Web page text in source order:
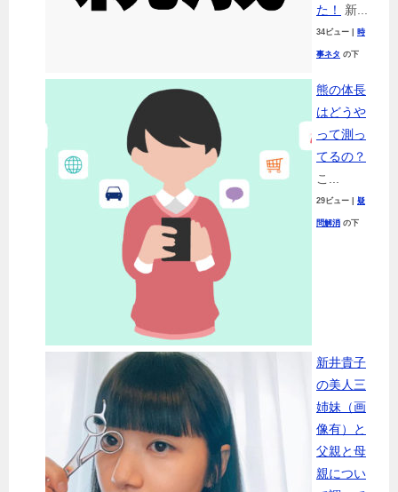
た！ 新...
34ビュー 時
事ネタ の下
熊の体長
はどうや
って測っ
てるの？
こ...
29ビュー 疑
問解消 の下
新井貴子
の美人三
姉妹（画
像有）と
父親と母
親につい